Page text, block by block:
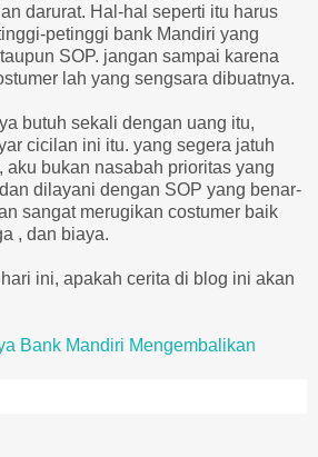
darurat. Hal-hal seperti itu harus
petinggi bank Mandiri yang
SOP. jangan sampai karena
lah yang sengsara dibuatnya.
butuh sekali dengan uang itu,
cicilan ini itu. yang segera jatuh
aku bukan nasabah prioritas yang
dilayani dengan SOP yang benar-
sangat merugikan costumer baik
, dan biaya.
ini, apakah cerita di blog ini akan
Bank Mandiri Mengembalikan